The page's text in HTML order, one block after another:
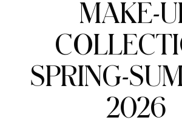
MAKE-
SPRING-
2026